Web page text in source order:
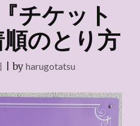
チケット
順のとり方
|by harugotatsu